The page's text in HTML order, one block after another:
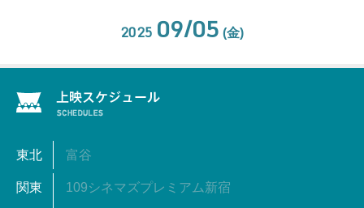
2025 09/05 (金)
東北 富谷
関東 109シネマズプレミアム新宿